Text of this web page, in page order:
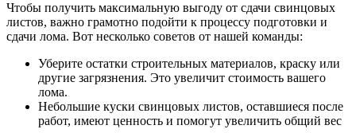
Чтобы получить максимальную выгоду от сдачи свинцовых
листов, важно грамотно подойти к процессу подготовки и
сдачи лома. Вот несколько советов от нашей команды:
Уберите остатки строительных материалов, краску или
другие загрязнения. Это увеличит стоимость вашего
лома.
Небольшие куски свинцовых листов, оставшиеся после
работ, имеют ценность и помогут увеличить общий вес